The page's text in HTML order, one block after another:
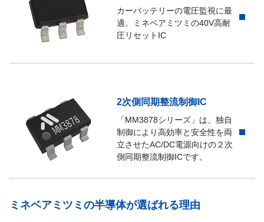
カーバッテリーの電圧監視に最
適。ミネベアミツミの40V高耐
圧リセットIC
2次側同期整流制御IC
「MM3878シリーズ」は、独自
制御により高効率と安全性を両
立させたAC/DC電源向けの２次
側同期整流制御ICです。
ミネベアミツミの半導体が選ばれる理由